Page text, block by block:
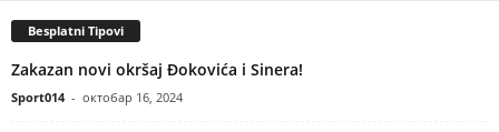
Besplatni Tipovi
Zakazan novi okršaj Đokovića i Sinera!
Sport014 - октобар 16, 2024